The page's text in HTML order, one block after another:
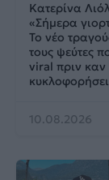
Κατερίνα
«Σήμερα
Το νέο
τους ψεύτες
viral πριν καν
κυκλοφορήσει
10.08.2026